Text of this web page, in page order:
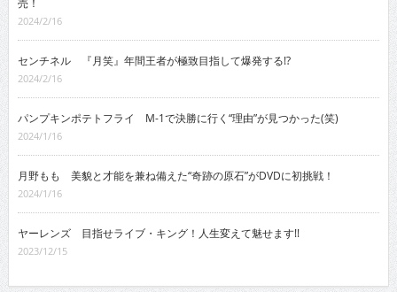
売！
2024/2/16
センチネル 『月笑』年間王者が極致目指して爆発する!?
2024/2/16
パンプキンポテトフライ M-1で決勝に行く“理由”が見つかった(笑)
2024/1/16
月野もも 美貌と才能を兼ね備えた“奇跡の原石”がDVDに初挑戦！
2024/1/16
ヤーレンズ 目指せライブ・キング！人生変えて魅せます!!
2023/12/15